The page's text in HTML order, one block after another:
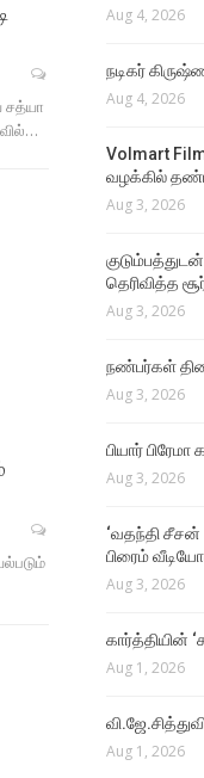
சத்யா
Aug 4, 2026
நடிகர்
Aug 4, 2026
Volmart
வழக்கில்
Aug 3, 2026
தெரிவித்த
Aug 3, 2026
நண்பர்கள்
Aug 3, 2026
பியார்
Aug 3, 2026
‘வதந்தி சீசன்
பிரைம்
Aug 3, 2026
கார்த்தியின்
Aug 1, 2026
Aug 1, 2026